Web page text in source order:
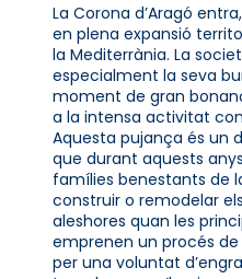
La Corona d’Aragó
en plena expansió
la Mediterrània. La
especialment la seva
moment de gran
a la intensa activitat
Aquesta pujança és un
que durant aquests
famílies benestants de
construir o remodelar
aleshores quan les
emprenen un procés
per una voluntat